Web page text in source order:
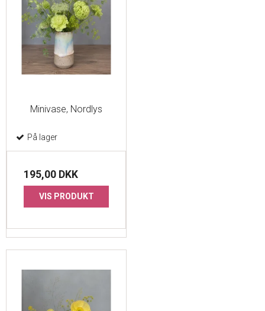
Minivase, Nordlys
På lager
195,00 DKK
VIS PRODUKT